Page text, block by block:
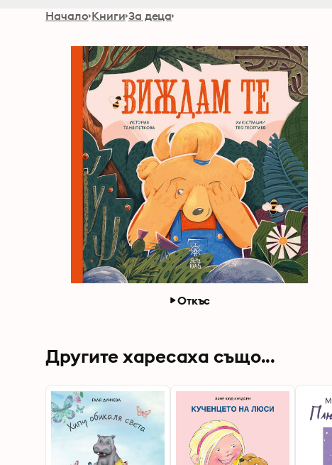
Начало Книги За деца
Откъс
Другите харесаха също...